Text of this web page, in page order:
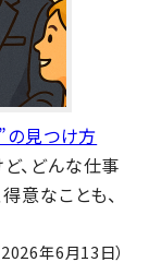
の見つけ方
、どんな仕事
意なことも、
2026年6月13日）